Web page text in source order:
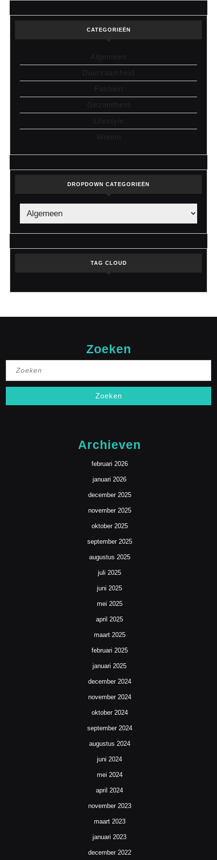
CATEGORIEËN
Algemeen
Duurzaamheid
Fashion
Gezondheid
Lifestyle
Wonen
DROPDOWN CATEGORIEËN
TAG CLOUD
Zoeken
naar:
Archieven
februari 2026
januari 2026
december 2025
november 2025
oktober 2025
september 2025
augustus 2025
juli 2025
juni 2025
mei 2025
april 2025
maart 2025
februari 2025
januari 2025
december 2024
november 2024
oktober 2024
september 2024
augustus 2024
juni 2024
mei 2024
april 2024
november 2023
maart 2023
januari 2023
december 2022